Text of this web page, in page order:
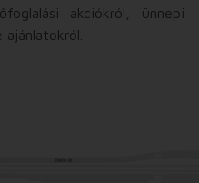
akciókról, ünnepi